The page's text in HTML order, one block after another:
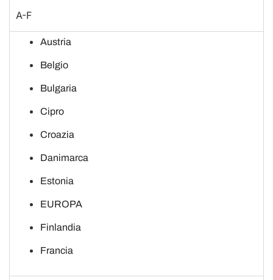
A-F
Austria
Belgio
Bulgaria
Cipro
Croazia
Danimarca
Estonia
EUROPA
Finlandia
Francia